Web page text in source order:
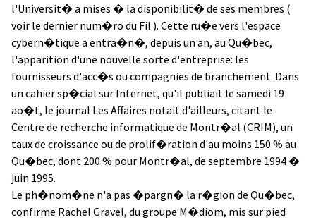
l'Universit� a mises � la disponibilit� de ses membres (
voir le dernier num�ro du Fil ). Cette ru�e vers l'espace
cybern�tique a entra�n�, depuis un an, au Qu�bec,
l'apparition d'une nouvelle sorte d'entreprise: les
fournisseurs d'acc�s ou compagnies de branchement. Dans
un cahier sp�cial sur Internet, qu'il publiait le samedi 19
ao�t, le journal Les Affaires notait d'ailleurs, citant le
Centre de recherche informatique de Montr�al (CRIM), un
taux de croissance ou de prolif�ration d'au moins 150 % au
Qu�bec, dont 200 % pour Montr�al, de septembre 1994 �
juin 1995.
Le ph�nom�ne n'a pas �pargn� la r�gion de Qu�bec,
confirme Rachel Gravel, du groupe M�diom, mis sur pied